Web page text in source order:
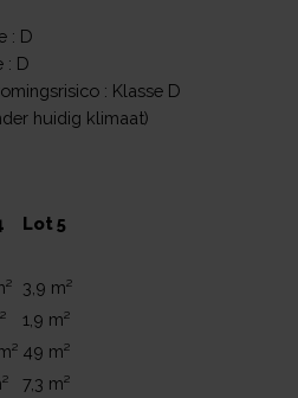
: D
: D
: Klasse D
huidig klimaat)
Lot 5
3,9 m²
1,9 m²
49 m²
7,3 m²